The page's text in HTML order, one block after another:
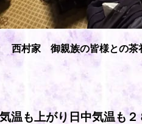
西村家 御親族の皆様との茶
温も上がり日中気温も